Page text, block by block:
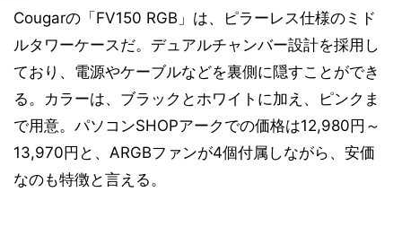
Cougarの「FV150 RGB」は、ピラーレス仕様のミド
ルタワーケースだ。デュアルチャンバー設計を採用し
ており、電源やケーブルなどを裏側に隠すことができ
る。カラーは、ブラックとホワイトに加え、ピンクま
で用意。パソコンSHOPアークでの価格は12,980円～
13,970円と、ARGBファンが4個付属しながら、安価
なのも特徴と言える。